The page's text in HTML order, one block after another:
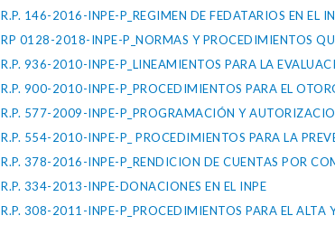
R.P. 146-2016-INPE-P_REGIMEN DE FEDATARIOS EN EL
RP 0128-2018-INPE-P_NORMAS Y PROCEDIMIENTOS
R.P. 936-2010-INPE-P_LINEAMIENTOS PARA LA
R.P. 900-2010-INPE-P_PROCEDIMIENTOS PARA EL
R.P. 577-2009-INPE-P_PROGRAMACIÓN Y
R.P. 554-2010-INPE-P_ PROCEDIMIENTOS PARA LA
R.P. 378-2016-INPE-P_RENDICION DE CUENTAS POR
R.P. 334-2013-INPE-DONACIONES EN EL INPE
R.P. 308-2011-INPE-P_PROCEDIMIENTOS PARA EL